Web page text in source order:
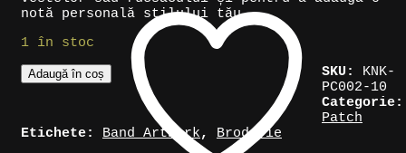
notă personală stilului tău.
1 în stoc
Cantitate
Patch
»
Adaugă în coș SKU: KNK-
PC002-10
Categorie:
Patch
Etichete: Band Artwork, Broderie